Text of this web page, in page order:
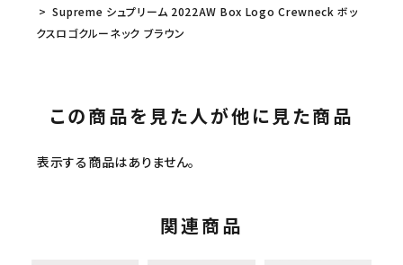
Supreme シュプリーム 2022AW Box Logo Crewneck ボッ
クスロゴクルーネック ブラウン
この商品を見た人が他に見た商品
表示する商品はありません。
関連商品